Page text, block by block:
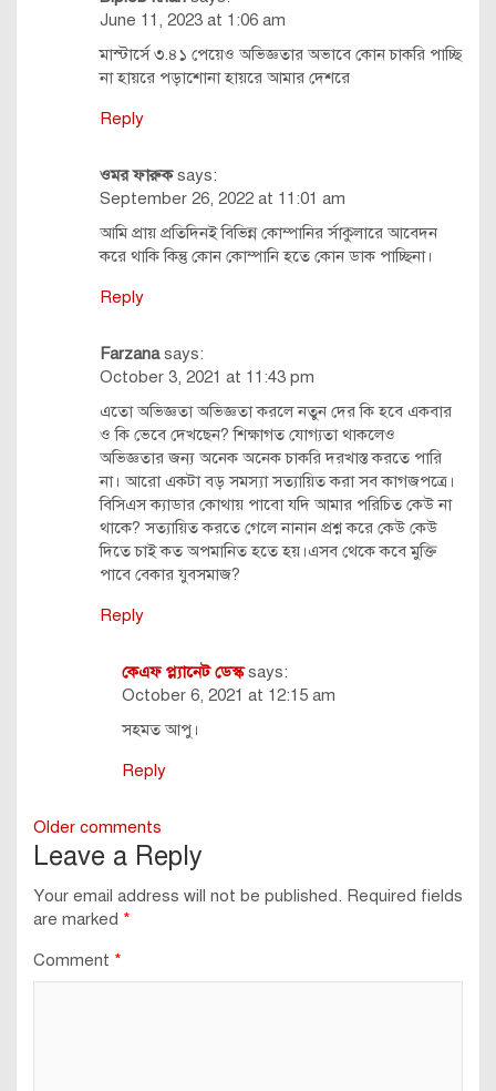
navigation
June 11, 2023 at 1:06 am
মাস্টার্সে ৩.৪১ পেয়েও অভিজ্ঞতার অভাবে কোন চাকরি পাচ্ছি
না হায়রে পড়াশোনা হায়রে আমার দেশরে
Reply
ওমর ফারুক says:
September 26, 2022 at 11:01 am
আমি প্রায় প্রতিদিনই বিভিন্ন কোম্পানির র্সাকুলারে আবেদন
করে থাকি কিন্তু কোন কোম্পানি হতে কোন ডাক পাচ্ছিনা।
Reply
Farzana says:
October 3, 2021 at 11:43 pm
এতো অভিজ্ঞতা অভিজ্ঞতা করলে নতুন দের কি হবে একবার
ও কি ভেবে দেখছেন? শিক্ষাগত যোগ্যতা থাকলেও
অভিজ্ঞতার জন্য অনেক অনেক চাকরি দরখাস্ত করতে পারি
না। আরো একটা বড় সমস্যা সত্যায়িত করা সব কাগজপত্রে।
বিসিএস ক্যাডার কোথায় পাবো যদি আমার পরিচিত কেউ না
থাকে? সত্যায়িত করতে গেলে নানান প্রশ্ন করে কেউ কেউ
দিতে চাই কত অপমানিত হতে হয়।এসব থেকে কবে মুক্তি
পাবে বেকার যুবসমাজ?
Reply
কেএফ প্ল্যানেট ডেস্ক says:
October 6, 2021 at 12:15 am
সহমত আপু।
Reply
Comments
navigation
Older comments
Leave a Reply
Your email address will not be published. Required fields
are marked *
Comment *